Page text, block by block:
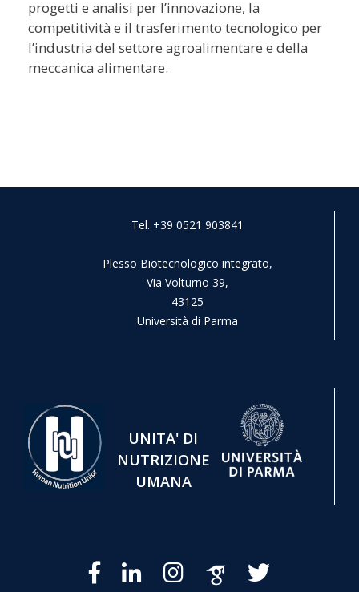
progetti e analisi per l’innovazione, la
competitività e il trasferimento tecnologico per
l’industria del settore agroalimentare e della
meccanica alimentare.
Tel. +39 0521 903841
Plesso Biotecnologico integrato,
Via Volturno 39,
43125
Università di Parma
UNITA' DI
NUTRIZIONE
UMANA